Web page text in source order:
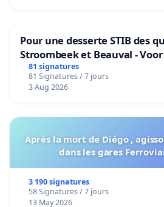
Pour une desserte STIB des
Stroombeek et Beauval -
bediening van de wijken
Voor
81 signatures
81 Signatures / 7 jours
3 Aug 2026
Après la mort de Diégo ,
dans les gares
3 190 signatures
58 Signatures / 7 jours
13 May 2026